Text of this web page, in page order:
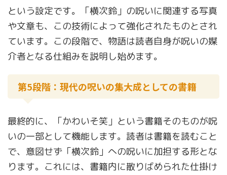
という設定です。「横次鈴」の呪いに関連する写真
や文章も、この技術によって強化されたものとされ
ています。この段階で、物語は読者自身が呪いの媒
介者となる仕組みを説明し始めます。
第5段階：現代の呪いの集大成としての書籍
最終的に、「かわいそ笑」という書籍そのものが呪
いの一部として機能します。読者は書籍を読むこと
で、意図せず「横次鈴」への呪いに加担する形とな
ります。これには、書籍内に散りばめられた仕掛け